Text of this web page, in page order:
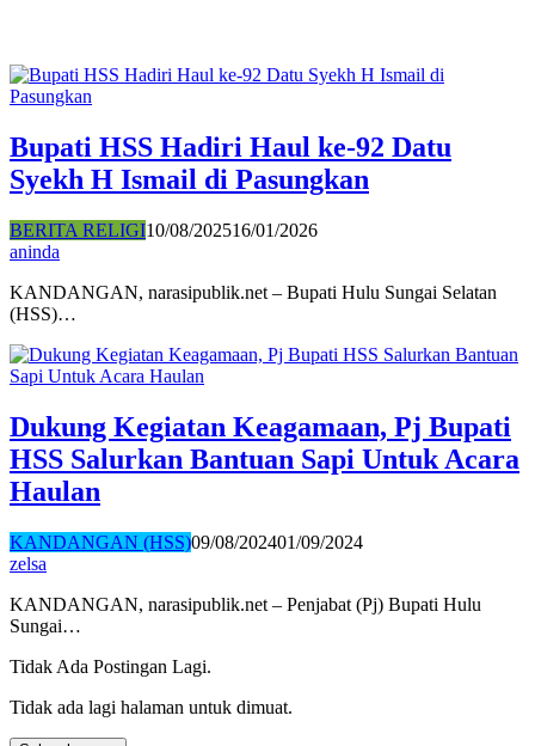
Bupati HSS Hadiri Haul ke-92 Datu
Syekh H Ismail di Pasungkan
BERITA RELIGI10/08/202516/01/2026
aninda
KANDANGAN, narasipublik.net – Bupati Hulu Sungai Selatan
(HSS)…
Dukung Kegiatan Keagamaan, Pj Bupati
HSS Salurkan Bantuan Sapi Untuk Acara
Haulan
KANDANGAN (HSS)09/08/202401/09/2024
zelsa
KANDANGAN, narasipublik.net – Penjabat (Pj) Bupati Hulu
Sungai…
Tidak Ada Postingan Lagi.
Tidak ada lagi halaman untuk dimuat.